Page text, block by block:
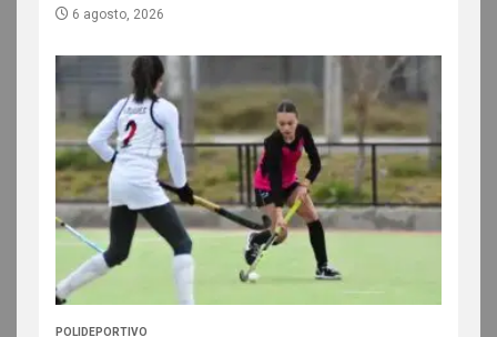
6 agosto, 2026
POLIDEPORTIVO